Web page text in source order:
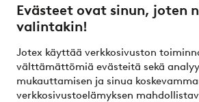
Evästeet ovat sinun, joten
valintakin!
Jotex käyttää verkkosivuston
välttämättömiä evästeitä sekä
mukauttamisen ja sinua
verkkosivustoelämyksen
Ehdot
Ystävät